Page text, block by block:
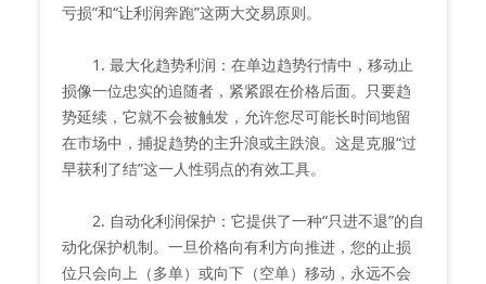
亏损”和“让利润奔跑”这两大交易原则。
1. 最大化趋势利润：在单边趋势行情中，移动止
损像一位忠实的追随者，紧紧跟在价格后面。只要趋
势延续，它就不会被触发，允许您尽可能长时间地留
在市场中，捕捉趋势的主升浪或主跌浪。这是克服“过
早获利了结”这一人性弱点的有效工具。
2. 自动化利润保护：它提供了一种“只进不退”的自
动化保护机制。一旦价格向有利方向推进，您的止损
位只会向上（多单）或向下（空单）移动，永远不会